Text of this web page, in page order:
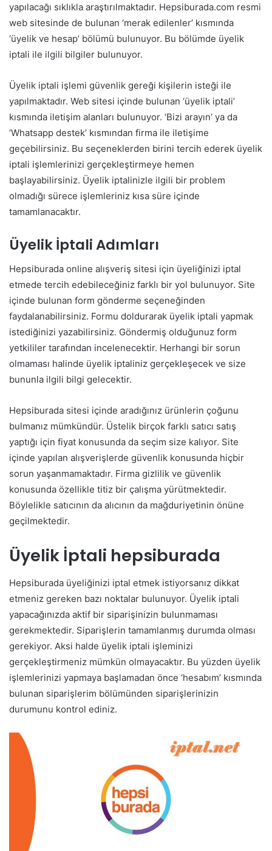
yapılacağı sıklıkla araştırılmaktadır. Hepsiburada.com resmi
web sitesinde de bulunan ‘merak edilenler’ kısmında
‘üyelik ve hesap’ bölümü bulunuyor. Bu bölümde üyelik
iptali ile ilgili bilgiler bulunuyor.
Üyelik iptali işlemi güvenlik gereği kişilerin isteği ile
yapılmaktadır. Web sitesi içinde bulunan ‘üyelik iptali’
kısmında iletişim alanları bulunuyor. ‘Bizi arayın’ ya da
‘Whatsapp destek’ kısmından firma ile iletişime
geçebilirsiniz. Bu seçeneklerden birini tercih ederek üyelik
iptali işlemlerinizi gerçekleştirmeye hemen
başlayabilirsiniz. Üyelik iptalinizle ilgili bir problem
olmadığı sürece işlemleriniz kısa süre içinde
tamamlanacaktır.
Üyelik İptali Adımları
Hepsiburada online alışveriş sitesi için üyeliğinizi iptal
etmede tercih edebileceğiniz farklı bir yol bulunuyor. Site
içinde bulunan form gönderme seçeneğinden
faydalanabilirsiniz. Formu doldurarak üyelik iptali yapmak
istediğinizi yazabilirsiniz. Göndermiş olduğunuz form
yetkililer tarafından incelenecektir. Herhangi bir sorun
olmaması halinde üyelik iptaliniz gerçekleşecek ve size
bununla ilgili bilgi gelecektir.
Hepsiburada sitesi içinde aradığınız ürünlerin çoğunu
bulmanız mümkündür. Üstelik birçok farklı satıcı satış
yaptığı için fiyat konusunda da seçim size kalıyor. Site
içinde yapılan alışverişlerde güvenlik konusunda hiçbir
sorun yaşanmamaktadır. Firma gizlilik ve güvenlik
konusunda özellikle titiz bir çalışma yürütmektedir.
Böylelikle satıcının da alıcının da mağduriyetinin önüne
geçilmektedir.
Üyelik İptali hepsiburada
Hepsiburada üyeliğinizi iptal etmek istiyorsanız dikkat
etmeniz gereken bazı noktalar bulunuyor. Üyelik iptali
yapacağınızda aktif bir siparişinizin bulunmaması
gerekmektedir. Siparişlerin tamamlanmış durumda olması
gerekiyor. Aksi halde üyelik iptali işleminizi
gerçekleştirmeniz mümkün olmayacaktır. Bu yüzden üyelik
işlemlerinizi yapmaya başlamadan önce ‘hesabım’ kısmında
bulunan siparişlerim bölümünden siparişlerinizin
durumunu kontrol ediniz.